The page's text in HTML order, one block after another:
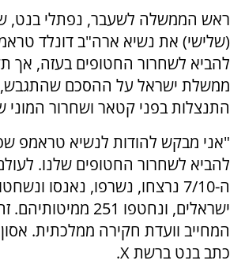
ראש הממשלה לשעבר, נפתלי בנט,
(שלישי) את נשיא ארה"ב דונלד
להביא לשחרור החטופים בעזה, אך
ממשלת ישראל על ההסכם שהתגבש,
התנצלות בפני קטאר ושחרור המוני
"אני מבקש להודות לנשיא טראמפ
להביא לשחרור החטופים שלנו.
ישראלים, ונחטפו 251
המחייב וועדת חקירה ממלכתית.
כתב בנט ברשת X.